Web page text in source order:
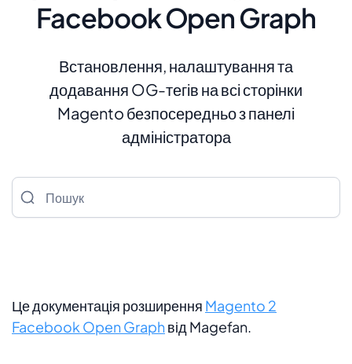
Facebook Open Graph
Встановлення, налаштування та
додавання OG-тегів на всі сторінки
Magento безпосередньо з панелі
адміністратора
Пошук
Це документація розширення Magento 2
Facebook Open Graphвід Magefan.